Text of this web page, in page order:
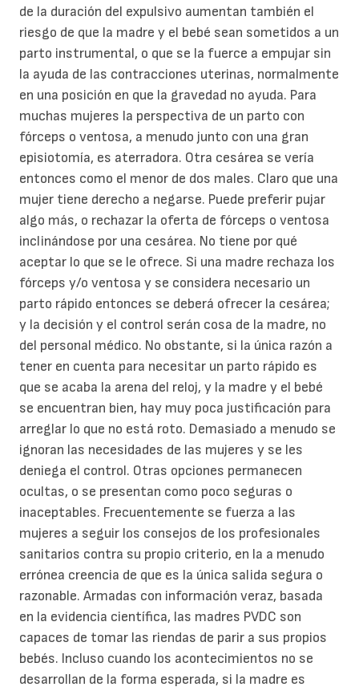
de la duración del expulsivo aumentan también el
riesgo de que la madre y el bebé sean sometidos a un
parto instrumental, o que se la fuerce a empujar sin
la ayuda de las contracciones uterinas, normalmente
en una posición en que la gravedad no ayuda. Para
muchas mujeres la perspectiva de un parto con
fórceps o ventosa, a menudo junto con una gran
episiotomía, es aterradora. Otra cesárea se vería
entonces como el menor de dos males. Claro que una
mujer tiene derecho a negarse. Puede preferir pujar
algo más, o rechazar la oferta de fórceps o ventosa
inclinándose por una cesárea. No tiene por qué
aceptar lo que se le ofrece. Si una madre rechaza los
fórceps y/o ventosa y se considera necesario un
parto rápido entonces se deberá ofrecer la cesárea;
y la decisión y el control serán cosa de la madre, no
del personal médico. No obstante, si la única razón a
tener en cuenta para necesitar un parto rápido es
que se acaba la arena del reloj, y la madre y el bebé
se encuentran bien, hay muy poca justificación para
arreglar lo que no está roto. Demasiado a menudo se
ignoran las necesidades de las mujeres y se les
deniega el control. Otras opciones permanecen
ocultas, o se presentan como poco seguras o
inaceptables. Frecuentemente se fuerza a las
mujeres a seguir los consejos de los profesionales
sanitarios contra su propio criterio, en la a menudo
errónea creencia de que es la única salida segura o
razonable. Armadas con información veraz, basada
en la evidencia científica, las madres PVDC son
capaces de tomar las riendas de parir a sus propios
bebés. Incluso cuando los acontecimientos no se
desarrollan de la forma esperada, si la madre es